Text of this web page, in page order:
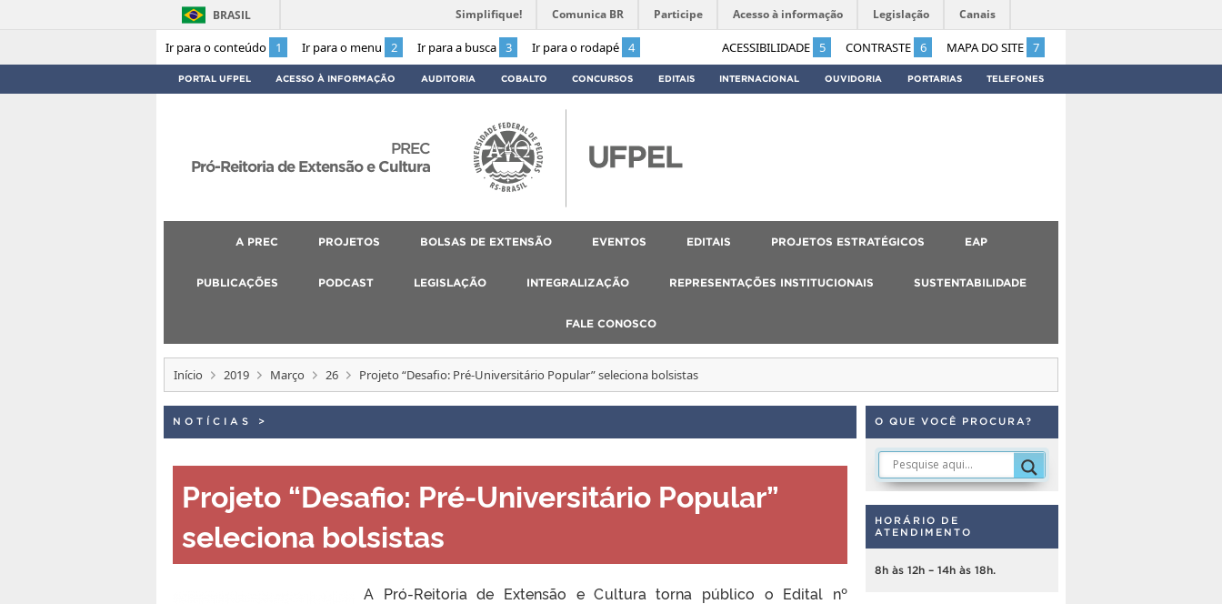
Ir para o conteúdo 1 Ir para o menu 2 Ir para a busca 3 Ir para o rodapé 4 ACESSIBILIDADE 5 CONTRASTE 6 MAPA DO SITE 7
BRASIL Simplifique! Comunica BR Participe Acesso à informação Legislação Canais
PORTAL UFPEL ACESSO À INFORMAÇÃO AUDITORIA COBALTO CONCURSOS EDITAIS INTERNACIONAL OUVIDORIA PORTARIAS TELEFONES
PREC
Pró-Reitoria de Extensão e Cultura
A PREC PROJETOS BOLSAS DE EXTENSÃO EVENTOS EDITAIS PROJETOS ESTRATÉGICOS EAP
PUBLICAÇÕES PODCAST LEGISLAÇÃO INTEGRALIZAÇÃO REPRESENTAÇÕES INSTITUCIONAIS SUSTENTABILIDADE
FALE CONOSCO
Início 2019 Março 26 Projeto “Desafio: Pré-Universitário Popular” seleciona bolsistas
NOTÍCIAS >
Projeto “Desafio: Pré-Universitário Popular”
seleciona bolsistas
A Pró-Reitoria de Extensão e Cultura torna público o Edital nº
O QUE VOCÊ PROCURA?
HORÁRIO DE
ATENDIMENTO
8h às 12h – 14h às 18h.